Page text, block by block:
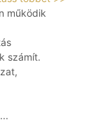
működik
számít.